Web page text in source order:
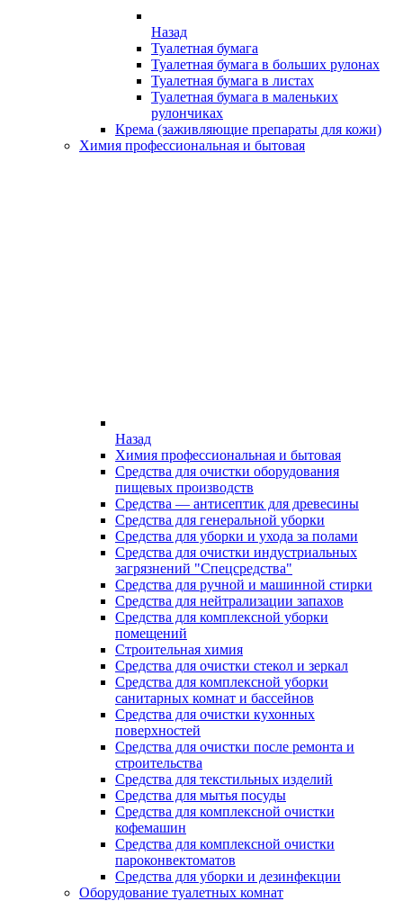
Назад
Туалетная бумага
Туалетная бумага в больших рулонах
Туалетная бумага в листах
Туалетная бумага в маленьких
рулончиках
Крема (заживляющие препараты для кожи)
Химия профессиональная и бытовая
Назад
Химия профессиональная и бытовая
Средства для очистки оборудования
пищевых производств
Средства — антисептик для древесины
Средства для генеральной уборки
Средства для уборки и ухода за полами
Средства для очистки индустриальных
загрязнений "Спецсредства"
Средства для ручной и машинной стирки
Средства для нейтрализации запахов
Средства для комплексной уборки
помещений
Строительная химия
Средства для очистки стекол и зеркал
Средства для комплексной уборки
санитарных комнат и бассейнов
Средства для очистки кухонных
поверхностей
Средства для очистки после ремонта и
строительства
Средства для текстильных изделий
Средства для мытья посуды
Средства для комплексной очистки
кофемашин
Средства для комплексной очистки
пароконвектоматов
Средства для уборки и дезинфекции
Оборудование туалетных комнат